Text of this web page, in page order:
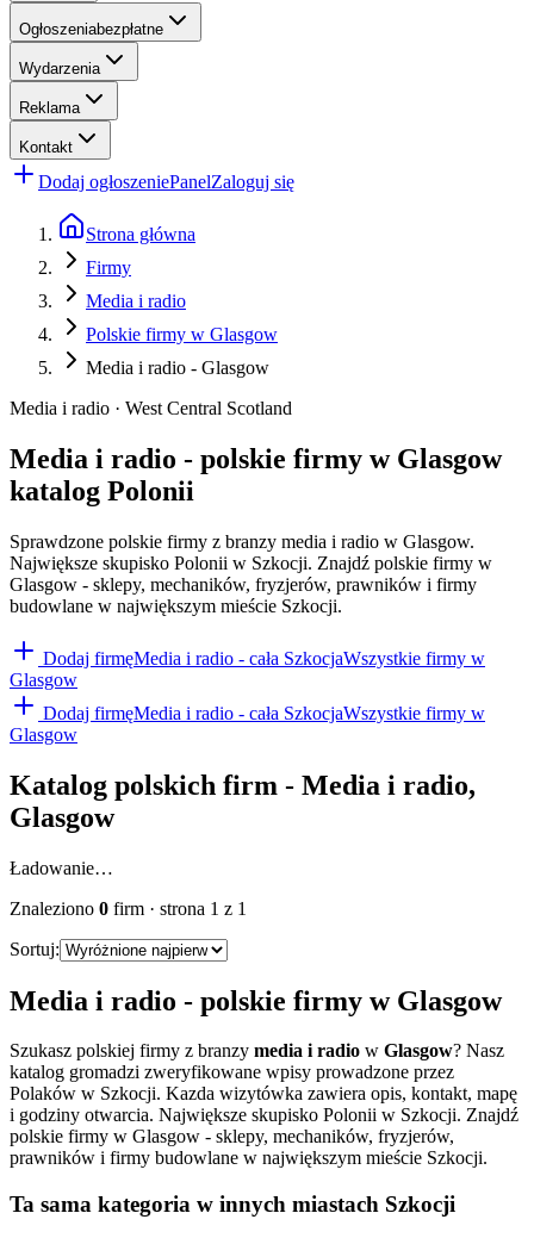
Ogłoszeniabezpłatne
Wydarzenia
Reklama
Kontakt
Dodaj ogłoszeniePanelZaloguj się
Strona główna
Firmy
Media i radio
Polskie firmy w Glasgow
Media i radio - Glasgow
Media i radio · West Central Scotland
Media i radio - polskie firmy w Glasgow
katalog Polonii
Sprawdzone polskie firmy z branzy media i radio w Glasgow.
Największe skupisko Polonii w Szkocji. Znajdź polskie firmy w
Glasgow - sklepy, mechaników, fryzjerów, prawników i firmy
budowlane w największym mieście Szkocji.
Dodaj firmęMedia i radio - cała SzkocjaWszystkie firmy w
Glasgow
Dodaj firmęMedia i radio - cała SzkocjaWszystkie firmy w
Glasgow
Katalog polskich firm - Media i radio,
Glasgow
Ładowanie…
Znaleziono 0 firm · strona 1 z 1
Sortuj:
Media i radio - polskie firmy w Glasgow
Szukasz polskiej firmy z branzy media i radio w Glasgow? Nasz
katalog gromadzi zweryfikowane wpisy prowadzone przez
Polaków w Szkocji. Kazda wizytówka zawiera opis, kontakt, mapę
i godziny otwarcia. Największe skupisko Polonii w Szkocji. Znajdź
polskie firmy w Glasgow - sklepy, mechaników, fryzjerów,
prawników i firmy budowlane w największym mieście Szkocji.
Ta sama kategoria w innych miastach Szkocji